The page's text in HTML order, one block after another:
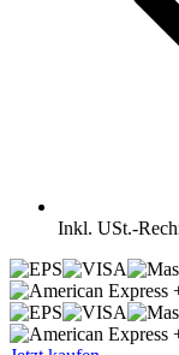
Inkl. USt.-